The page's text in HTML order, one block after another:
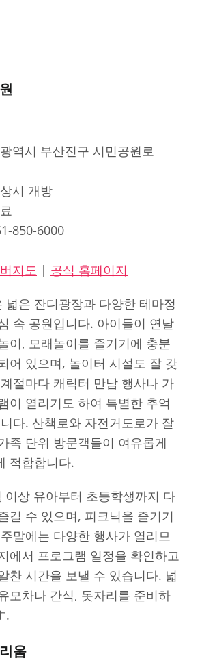
역시 부산진구 시민공원로
시 개방
850-6000
지도 | 공식 홈페이지
넓은 잔디광장과 다양한 테마정
속 공원입니다. 아이들이 연날
이, 모래놀이를 즐기기에 충분
어 있으며, 놀이터 시설도 잘 갖
절마다 캐릭터 만남 행사나 가
이 열리기도 하여 특별한 추억
다. 산책로와 자전거도로가 잘
족 단위 방문객들이 여유롭게
적합합니다.
이상 유아부터 초등학생까지 다
길 수 있으며, 피크닉을 즐기기
말에는 다양한 행사가 열리므
에서 프로그램 일정을 확인하고
찬 시간을 보낼 수 있습니다. 넓
모차나 간식, 돗자리를 준비하
.
움